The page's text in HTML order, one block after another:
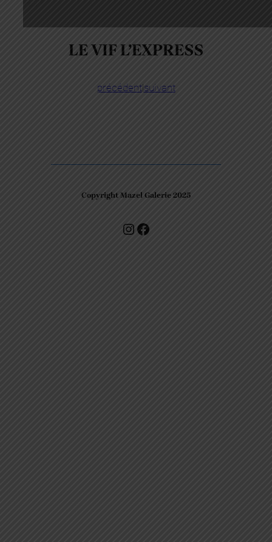
LE VIF L’EXPRESS
précédent| suivant
Copyright Mazel Galerie 2025
Check our photos on Instagram ! Facebook